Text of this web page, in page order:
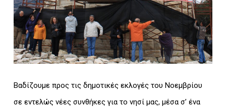
Βαδίζουμε προς τις δημοτικές εκλογές του Νοεμβρίου
σε εντελώς νέες συνθήκες για το νησί μας, μέσα σ’ ένα